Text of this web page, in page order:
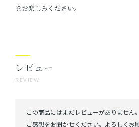
をお楽しみください。
REVIEW
レビュー